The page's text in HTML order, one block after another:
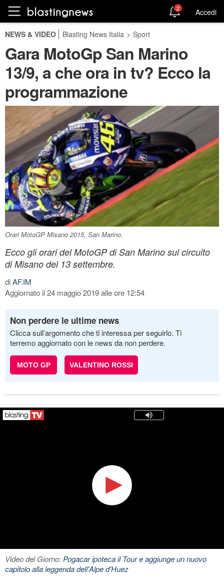
2 Accedi
NEWS & VIDEO Blasting News Italia > Sport
Gara MotoGp San Marino
13/9, a che ora in tv? Ecco la
programmazione
Orari MotoGP Misano 2015, San Marino.
Ecco gli orari del MotoGP di San Marino sul circuito
di Misano del 13 settembre.
diAF.IM
Aggiornato il 24 maggio 2019 alle ore 12:54
Non perdere le ultime news
Clicca sull’argomento che ti interessa per seguirlo. Ti
terremo aggiornato con le news da non perdere.
MOTO GP VALENTINO ROSSI
Video del Giorno:Pogacar ipoteca il Tour e aggiunge un nuovo
capitolo alla leggenda dell'Alpe d'Huez